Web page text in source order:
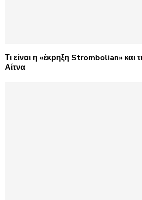
Τι είναι η «έκρηξη Strombolian» και
Αίτνα